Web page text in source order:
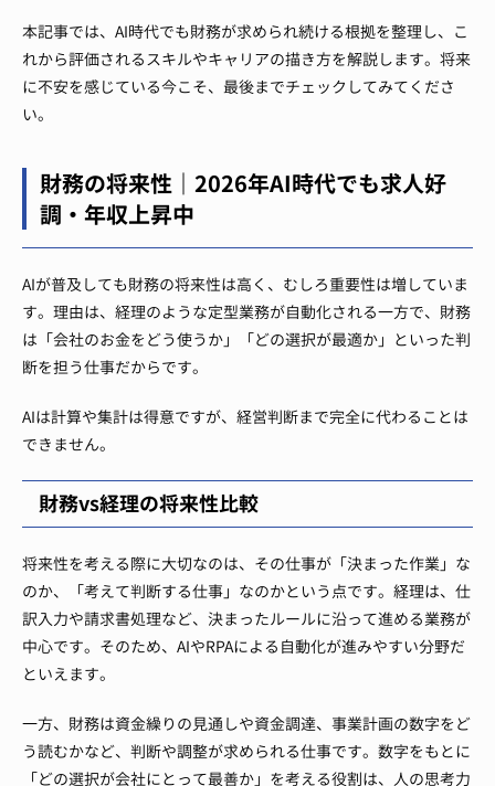
本記事では、AI時代でも財務が求められ続ける根拠を整理し、こ
れから評価されるスキルやキャリアの描き方を解説します。将来
に不安を感じている今こそ、最後までチェックしてみてくださ
い。
財務の将来性｜2026年AI時代でも求人好
調・年収上昇中
AIが普及しても財務の将来性は高く、むしろ重要性は増していま
す。理由は、経理のような定型業務が自動化される一方で、財務
は「会社のお金をどう使うか」「どの選択が最適か」といった判
断を担う仕事だからです。
AIは計算や集計は得意ですが、経営判断まで完全に代わることは
できません。
財務vs経理の将来性比較
将来性を考える際に大切なのは、その仕事が「決まった作業」な
のか、「考えて判断する仕事」なのかという点です。経理は、仕
訳入力や請求書処理など、決まったルールに沿って進める業務が
中心です。そのため、AIやRPAによる自動化が進みやすい分野だ
といえます。
一方、財務は資金繰りの見通しや資金調達、事業計画の数字をど
う読むかなど、判断や調整が求められる仕事です。数字をもとに
「どの選択が会社にとって最善か」を考える役割は、人の思考力